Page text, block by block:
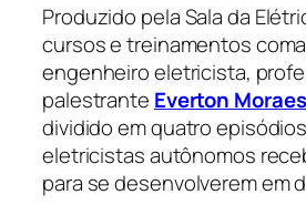
Produzido pela Sala da
cursos e treinamentos
engenheiro eletricista,
palestrante Everton Moraes
dividido em quatro
eletricistas autônomos
para se desenvolverem em